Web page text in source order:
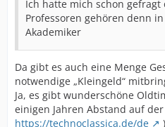
Ich hatte mich schon
Professoren gehören denn
Akademiker
Da gibt es auch eine Menge
notwendige „Kleingeld“
Ja, es gibt wunderschöne
einigen Jahren Abstand auf der
https://technoclassica.de/de